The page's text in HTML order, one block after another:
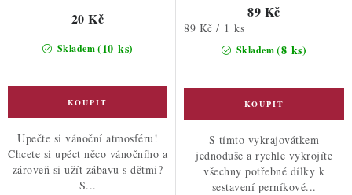
Skladem(10 ks)
20 Kč
Upečte si vánoční atmosféru!
Chcete si upéct něco vánočního a
zároveň si užít zábavu s dětmi?
S...
Skladem(8 ks)
89 Kč
Měrná
89 Kč / 1 ks
S tímto vykrajovátkem
jednoduše a rychle vykrojíte
všechny potřebné dílky k
sestavení perníkové...